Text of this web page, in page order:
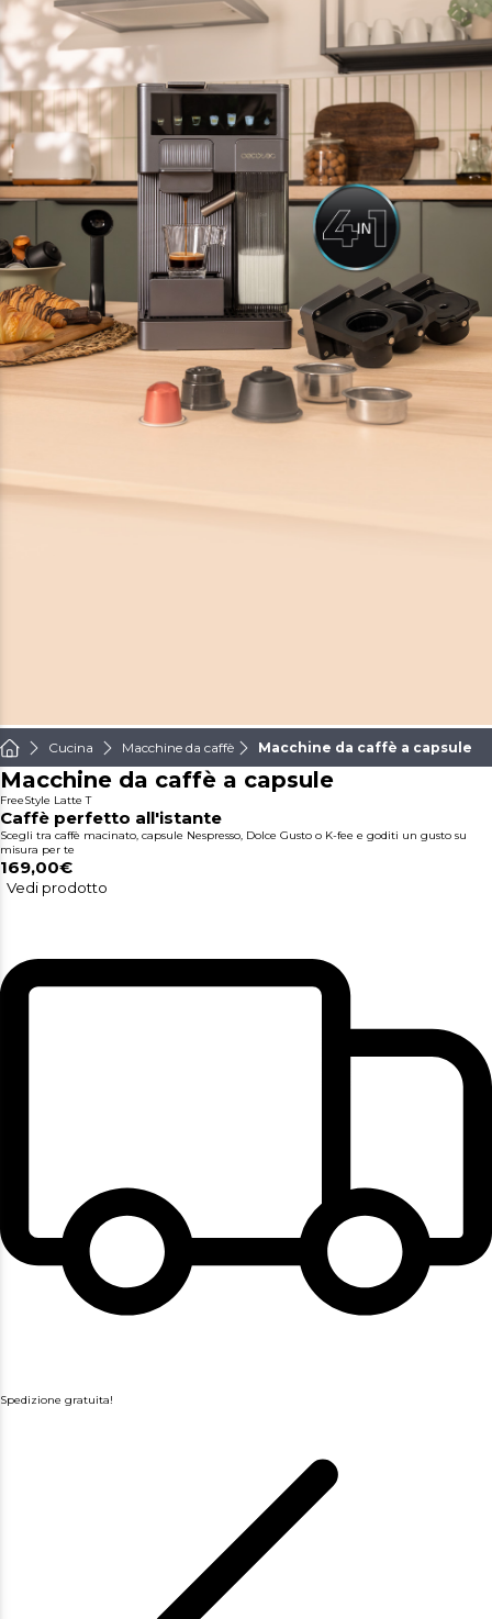
Cucina Macchine da caffè Macchine da caffè a capsule
Macchine da caffè a capsule
FreeStyle Latte T
Caffè perfetto all'istante
Scegli tra caffè macinato, capsule Nespresso, Dolce Gusto o K-fee e goditi un gusto su
misura per te
169,00€
Vedi prodotto
Spedizione gratuita!